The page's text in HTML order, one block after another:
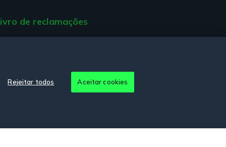
de reclamações
Rejeitar todos Aceitar cookies